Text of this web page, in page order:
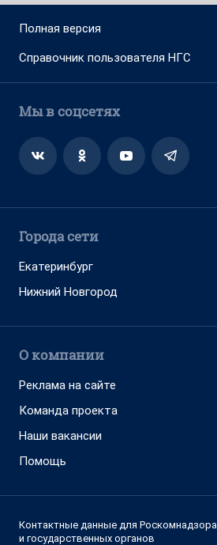
Полная версия
Справочник пользователя НГС
Мы в соцсетях
Города сети
Екатеринбург
Нижний Новгород
О компании
Реклама на сайте
Команда проекта
Наши вакансии
Помощь
Контактные данные для Роскомнадзора
и государственных органов